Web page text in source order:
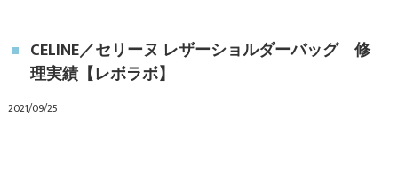
CELINE／セリーヌ レザーショルダーバッグ 修
理実績【レボラボ】
2021/09/25